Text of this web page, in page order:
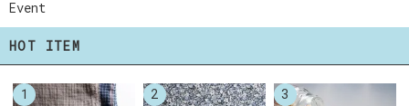
Event
HOT ITEM
1 2 3